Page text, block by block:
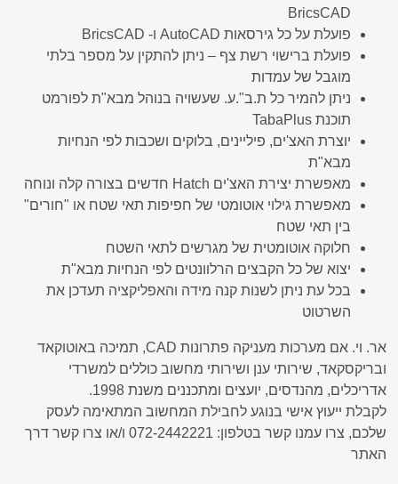
BricsCAD
פועלת על כל גירסאות AutoCAD ו- BricsCAD
פועלת ברישוי רשת צף – ניתן להתקין על מספר בלתי
מוגבל של עמדות
ניתן להמיר כל ת.ב".ע. שעשויה בנוהל מבא"ת לפורמט
תוכנת TabaPlus
יוצרת האצ'ים, פיליינים, בלוקים ושכבות לפי הנחיות
מבא"ת
מאפשרת יצירת האצ'ים Hatch חדשים בצורה קלה ונוחה
מאפשרת גילוי אוטומטי של חפיפות תאי שטח או "חורים"
בין תאי שטח
חלוקה אוטומטית של מגרשים לתאי השטח
יצוא של כל הקבצים הרלוונטים לפי הנחיות מבא"ת
בכל עת ניתן לשנות קנה מידה והאפליקציה תעדכן את
השרטוט
אר. וי. אם מערכות מעניקה פתרונות CAD, תמיכה באוטוקאד
ובריקסקאד, שירותי ענן ושירותי מחשוב כוללים למשרדי
אדריכלים, מהנדסים, יועצים ומתכננים משנת 1998.
לקבלת ייעוץ אישי בנוגע לחבילת המחשוב המתאימה לעסק
שלכם, צרו עמנו קשר בטלפון: 072-2442221 ו/או צרו קשר דרך
האתר